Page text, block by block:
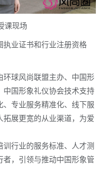
课现场
业证书和行业注册资格
球风尚联盟主办、中国形
国形象礼仪协会技术支持
专业服务精准化、线下服
展更宽的从业渠道，为爱
行业的服务标准、人才测
，引领与推动中国形象管